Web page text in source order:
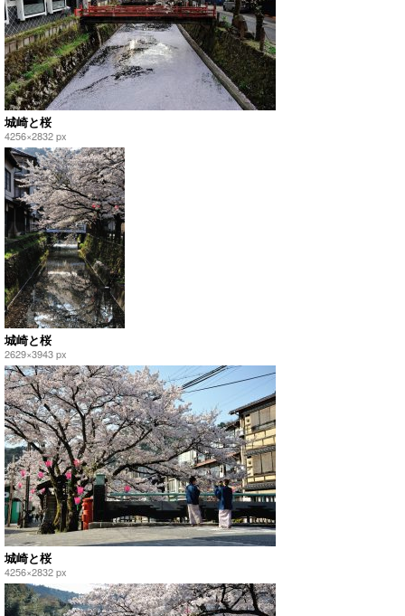
城崎と桜
4256×2832 px
城崎と桜
2629×3943 px
城崎と桜
4256×2832 px